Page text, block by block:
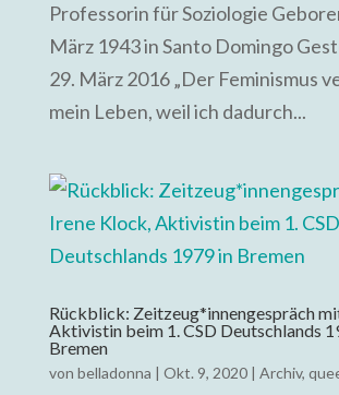
Professorin für Soziologie
März 1943 in Santo Domingo
29. März 2016 „Der Feminismus
mein Leben, weil ich dadurch...
Rückblick: Zeitzeug*innengespräch
Aktivistin beim 1. CSD Deutschlands
Bremen
von belladonna | Okt. 9, 2020| Archiv,